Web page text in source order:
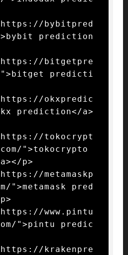
bybitpred
prediction
bitgetpre
">bitget predicti
okxpredic
prediction</a>
tokocrypt
">tokocrypto
p>
metamaskp
">metamask pred
www.pintu
">pintu predic
krakenpre